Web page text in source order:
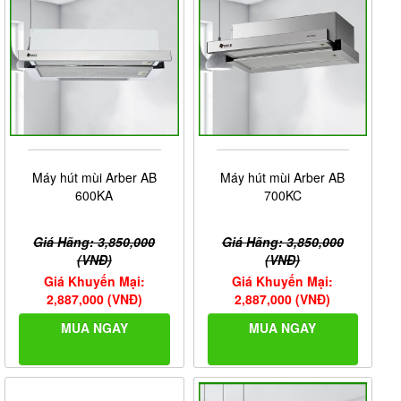
Máy hút mùi Arber AB
600KA
Giá Hãng: 3,850,000
(VNĐ)
Giá Khuyến Mại:
2,887,000 (VNĐ)
MUA NGAY
Máy hút mùi Arber AB
700KC
Giá Hãng: 3,850,000
(VNĐ)
Giá Khuyến Mại:
2,887,000 (VNĐ)
MUA NGAY